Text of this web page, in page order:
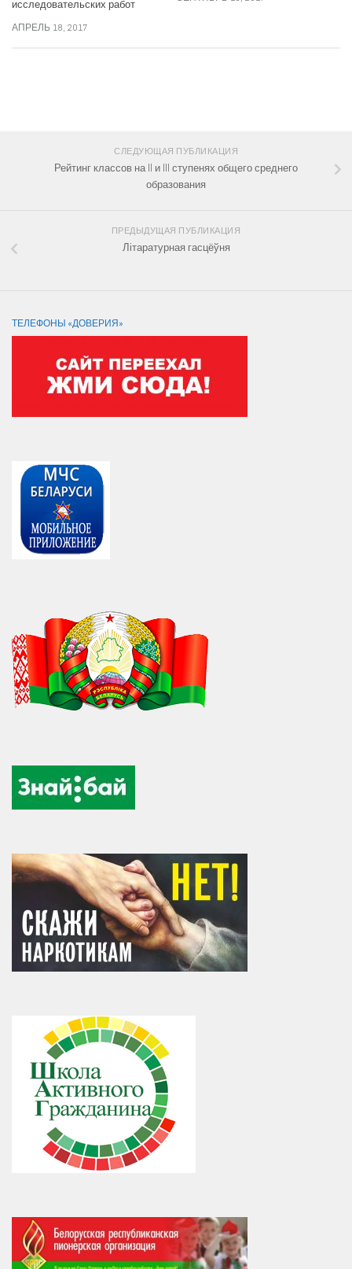
исследовательских работ
АПРЕЛЬ 18, 2017
СЛЕДУЮЩАЯ ПУБЛИКАЦИЯ
Рейтинг классов на II и III ступенях общего среднего
образования
ПРЕДЫДУЩАЯ ПУБЛИКАЦИЯ
Літаратурная гасцёўня
ТЕЛЕФОНЫ «ДОВЕРИЯ»